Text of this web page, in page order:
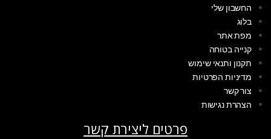
החשבון שלי
בלוג
מפת אתר
קנייה בטוחה
תקנון ותנאי שימוש
מדיניות הפרטיות
צור קשר
הצהרת נגישות
פרטים ליצירת קשר